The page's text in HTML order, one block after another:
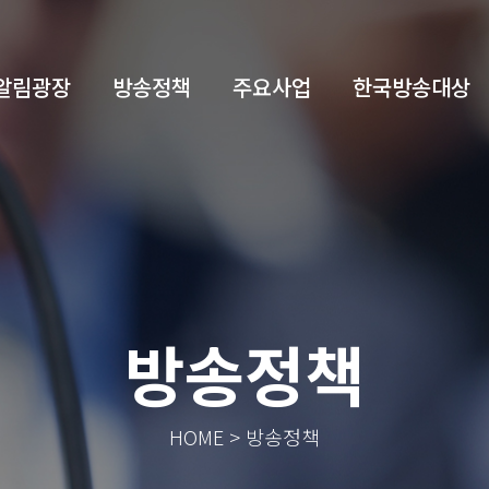
림광장 방송정책 주요사업 한국방송대상
방송정책
HOME > 방송정책